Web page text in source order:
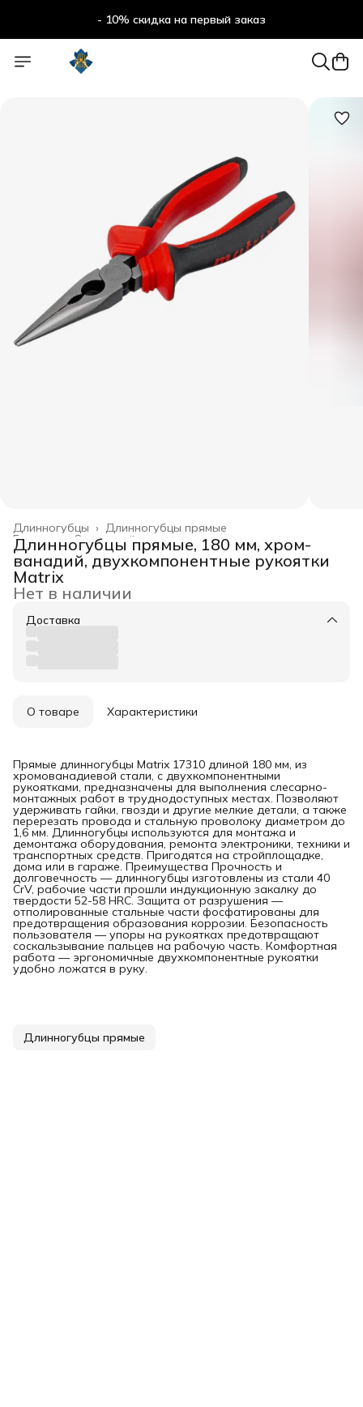
- 10% скидка на первый заказ
Длинногубцы прямые
Длинногубцы ›
Слесарный инструмент ›
Главная ›
Длинногубцы прямые, 180 мм, хром-
ванадий, двухкомпонентные рукоятки
Matrix
Нет в наличии
Доставка
О товаре Характеристики
Прямые длинногубцы Matrix 17310 длиной 180 мм, из
хромованадиевой стали, с двухкомпонентными
рукоятками, предназначены для выполнения слесарно-
монтажных работ в труднодоступных местах. Позволяют
удерживать гайки, гвозди и другие мелкие детали, а также
перерезать провода и стальную проволоку диаметром до
1,6 мм. Длинногубцы используются для монтажа и
демонтажа оборудования, ремонта электроники, техники и
транспортных средств. Пригодятся на стройплощадке,
дома или в гараже. Преимущества Прочность и
долговечность — длинногубцы изготовлены из стали 40
CrV, рабочие части прошли индукционную закалку до
твердости 52-58 HRC. Защита от разрушения —
отполированные стальные части фосфатированы для
предотвращения образования коррозии. Безопасность
пользователя — упоры на рукоятках предотвращают
соскальзывание пальцев на рабочую часть. Комфортная
работа — эргономичные двухкомпонентные рукоятки
удобно ложатся в руку.
Длинногубцы прямые